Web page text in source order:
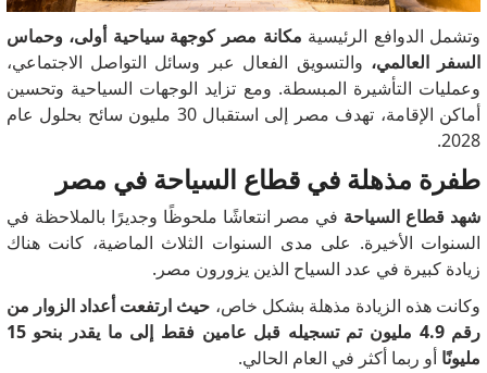
وتشمل الدوافع الرئيسية مكانة مصر كوجهة سياحية أولى، وحماس
السفر العالمي، والتسويق الفعال عبر وسائل التواصل الاجتماعي،
وعمليات التأشيرة المبسطة. ومع تزايد الوجهات السياحية وتحسين
أماكن الإقامة، تهدف مصر إلى استقبال 30 مليون سائح بحلول عام
2028.
طفرة مذهلة في قطاع السياحة في مصر
شهد قطاع السياحة في مصر انتعاشًا ملحوظًا وجديرًا بالملاحظة في
السنوات الأخيرة. على مدى السنوات الثلاث الماضية، كانت هناك
زيادة كبيرة في عدد السياح الذين يزورون مصر.
وكانت هذه الزيادة مذهلة بشكل خاص، حيث ارتفعت أعداد الزوار من
رقم 4.9 مليون تم تسجيله قبل عامين فقط إلى ما يقدر بنحو 15
مليونًا أو ربما أكثر في العام الحالي.